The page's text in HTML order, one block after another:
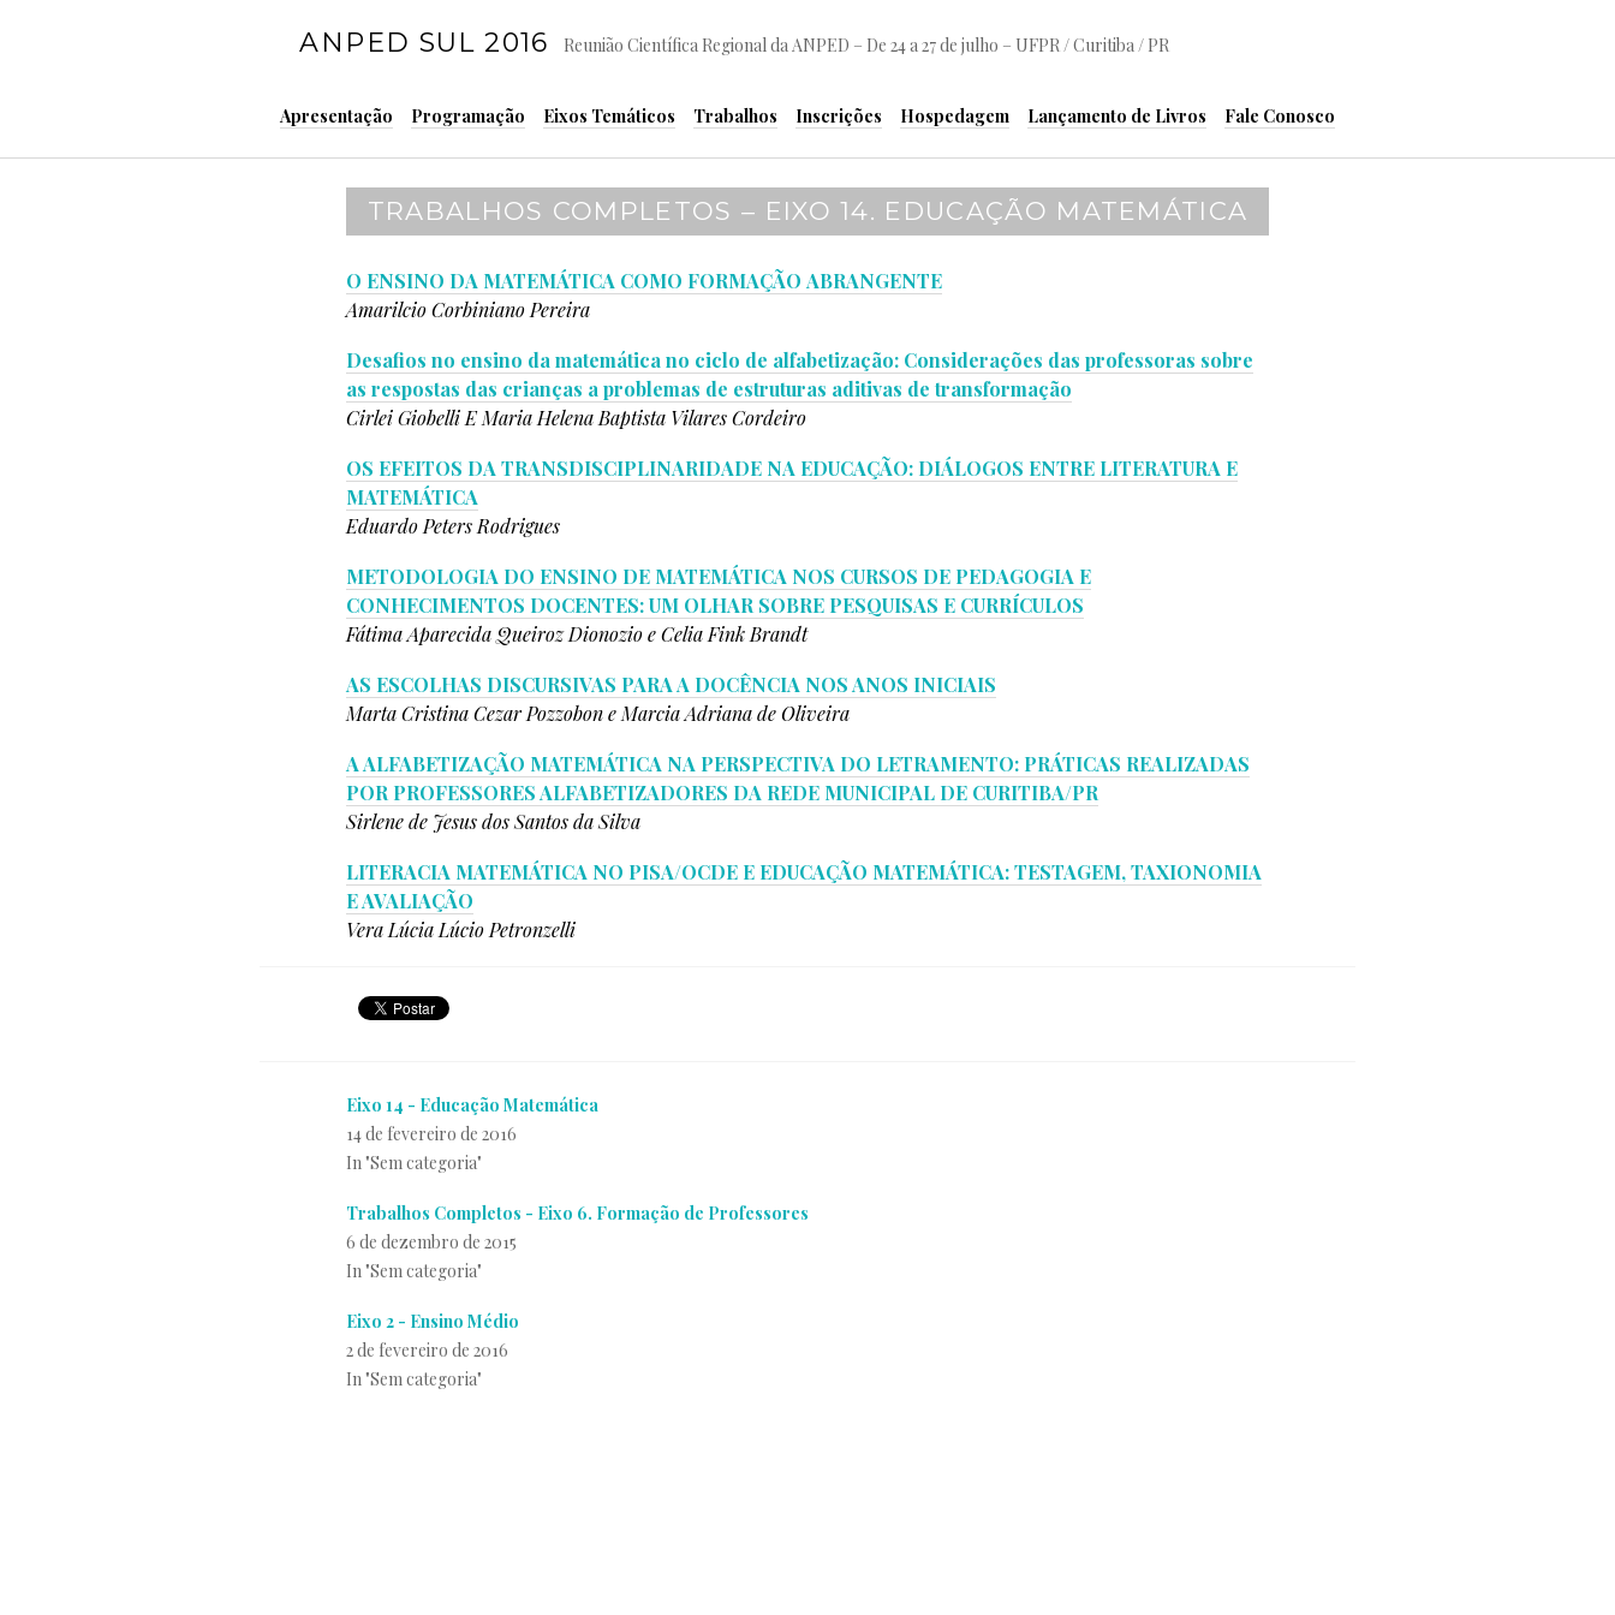
p
ANPED SUL 2016 Reunião Científica Regional da ANPED – De 24 a 27 de julho – UFPR / Curitiba / PR
Apresentação Programação Eixos Temáticos Trabalhos Inscrições Hospedagem Lançamento de Livros Fale Conosco
TRABALHOS COMPLETOS – EIXO 14. EDUCAÇÃO MATEMÁTICA
O ENSINO DA MATEMÁTICA COMO FORMAÇÃO ABRANGENTE
Amarilcio Corbiniano Pereira
Desafios no ensino da matemática no ciclo de alfabetização: Considerações das professoras sobre
as respostas das crianças a problemas de estruturas aditivas de transformação
Cirlei Giobelli EMaria Helena Baptista Vilares Cordeiro
OS EFEITOS DA TRANSDISCIPLINARIDADE NA EDUCAÇÃO: DIÁLOGOS ENTRE LITERATURA E
MATEMÁTICA
Eduardo Peters Rodrigues
METODOLOGIA DO ENSINO DE MATEMÁTICA NOS CURSOS DE PEDAGOGIA E
CONHECIMENTOS DOCENTES: UM OLHAR SOBRE PESQUISAS E CURRÍCULOS
Fátima Aparecida Queiroz Dionozio eCelia Fink Brandt
AS ESCOLHAS DISCURSIVAS PARA A DOCÊNCIA NOS ANOS INICIAIS
Marta Cristina Cezar Pozzobon e Marcia Adriana de Oliveira
A ALFABETIZAÇÃO MATEMÁTICA NA PERSPECTIVA DO LETRAMENTO: PRÁTICAS REALIZADAS
POR PROFESSORES ALFABETIZADORES DA REDE MUNICIPAL DE CURITIBA/PR
Sirlene de Jesus dos Santos da Silva
LITERACIA MATEMÁTICA NO PISA/OCDE E EDUCAÇÃO MATEMÁTICA: TESTAGEM, TAXIONOMIA
E AVALIAÇÃO
Vera Lúcia Lúcio Petronzelli
Eixo 14 - Educação Matemática
14 de fevereiro de 2016
In "Sem categoria"
Trabalhos Completos - Eixo 6. Formação de Professores
6 de dezembro de 2015
In "Sem categoria"
Eixo 2 - Ensino Médio
2 de fevereiro de 2016
In "Sem categoria"